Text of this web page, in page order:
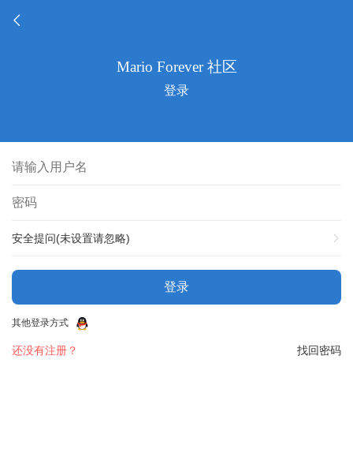
登录
安全提问(未设置请忽略)
登录
其他登录方式
找回密码
还没有注册？